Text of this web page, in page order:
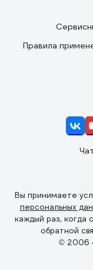
Правила
Вы принимаете
персональных
каждый раз, когда
обратной
© 2006